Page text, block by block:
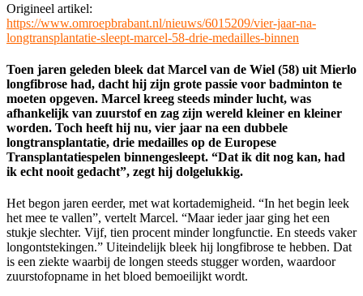
Origineel artikel:
https://www.omroepbrabant.nl/nieuws/6015209/vier-jaar-na-
longtransplantatie-sleept-marcel-58-drie-medailles-binnen
Toen jaren geleden bleek dat Marcel van de Wiel (58) uit Mierlo
longfibrose had, dacht hij zijn grote passie voor badminton te
moeten opgeven. Marcel kreeg steeds minder lucht, was
afhankelijk van zuurstof en zag zijn wereld kleiner en kleiner
worden. Toch heeft hij nu, vier jaar na een dubbele
longtransplantatie, drie medailles op de Europese
Transplantatiespelen binnengesleept. “Dat ik dit nog kan, had
ik echt nooit gedacht”, zegt hij dolgelukkig.
Het begon jaren eerder, met wat kortademigheid. “In het begin leek
het mee te vallen”, vertelt Marcel. “Maar ieder jaar ging het een
stukje slechter. Vijf, tien procent minder longfunctie. En steeds vaker
longontstekingen.” Uiteindelijk bleek hij longfibrose te hebben. Dat
is een ziekte waarbij de longen steeds stugger worden, waardoor
zuurstofopname in het bloed bemoeilijkt wordt.